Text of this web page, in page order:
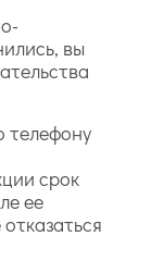
вы
телефону
срок
ее